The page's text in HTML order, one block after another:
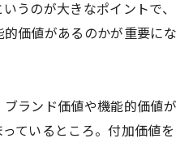
うのが大きなポイントで、
価値があるのかが重要にな
ランド価値や機能的価値が
ているところ。付加価値を